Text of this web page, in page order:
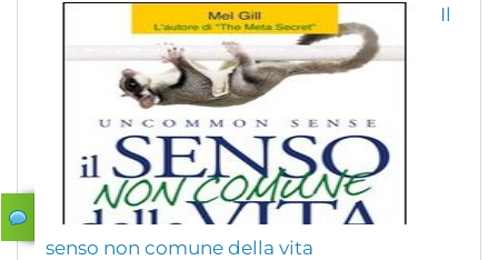
Il
senso non comune della vita